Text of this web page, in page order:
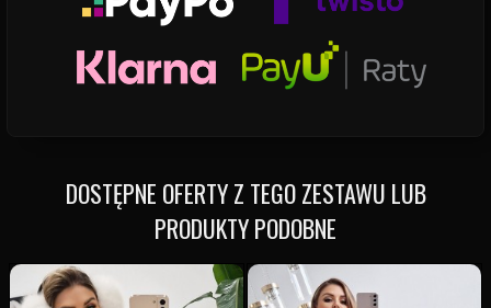
DOSTĘPNE OFERTY Z TEGO ZESTAWU LUB
PRODUKTY PODOBNE